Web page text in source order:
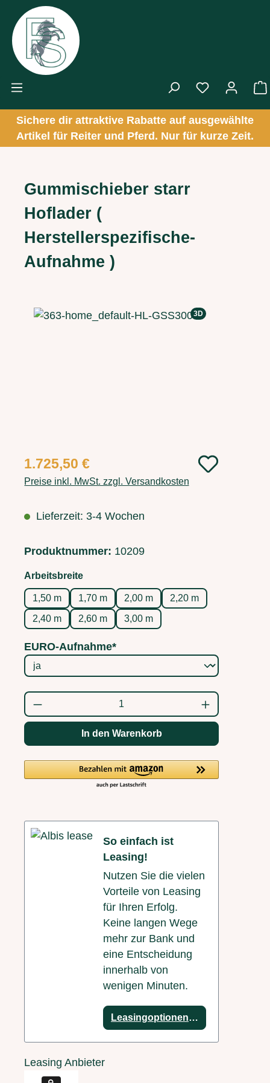
Zum Hauptinhalt springen
Sichere dir attraktive Rabatte auf ausgewählte
Artikel für Reiter und Pferd. Nur für kurze Zeit.
Gummischieber starr
Hoflader (
Herstellerspezifische-
Aufnahme )
Bildergalerie überspringen 3D
Regulärer Preis:
1.725,50 €
Preise inkl. MwSt. zzgl. Versandkosten
Lieferzeit: 3-4 Wochen
Produktnummer: 10209
Arbeitsbreiteauswählen
1,50 m 1,70 m 2,00 m
2,20 m
2,40 m
2,60 m 3,00 m
EURO-Aufnahme*
Produkt Anzahl: Gib den gewünschten
In den Warenkorb
So einfach ist
Leasing!
Nutzen Sie die vielen
Vorteile von Leasing
für Ihren Erfolg.
Keine langen Wege
mehr zur Bank und
eine Entscheidung
innerhalb von
wenigen Minuten.
Leasingoptionen anzeigen
Leasing Anbieter